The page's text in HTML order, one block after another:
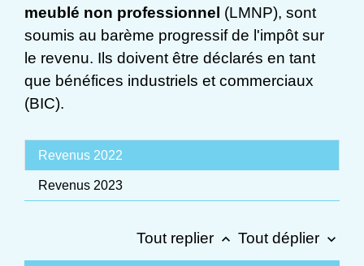
meublé non professionnel (LMNP), sont
soumis au barème progressif de l'impôt sur
le revenu. Ils doivent être déclarés en tant
que bénéfices industriels et commerciaux
(BIC).
Revenus 2022
Revenus 2023
Tout replier keyboard_arrow_up Tout déplier keyboard_arrow_down